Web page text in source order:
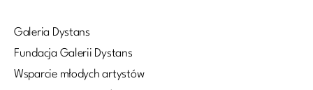
Galeria Dystans
Fundacja Galerii Dystans
Wsparcie młodych artystów